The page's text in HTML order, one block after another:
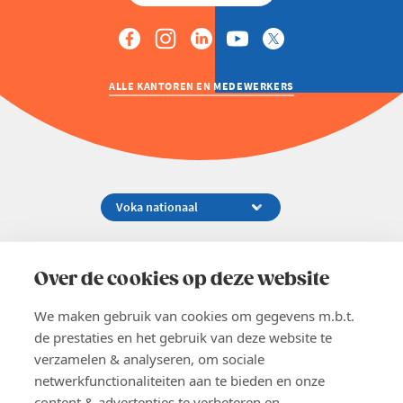
Over de cookies op deze website
We maken gebruik van cookies om gegevens m.b.t.
de prestaties en het gebruik van deze website te
verzamelen & analyseren, om sociale
netwerkfunctionaliteiten aan te bieden en onze
ALLE KANTOREN EN MEDEWERKERS
02 229 81 11